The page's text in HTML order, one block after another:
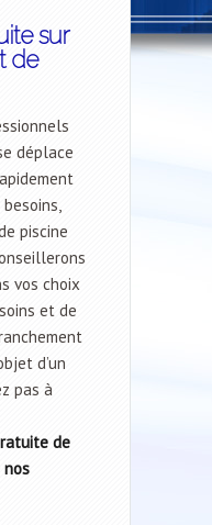
sur
de
déplace
piscine
vos choix
et de
d’un
pas à
de
nos